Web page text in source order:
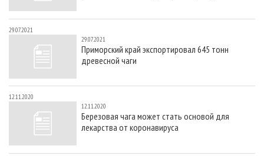
29.07.2021
29.07.2021
Приморский край экспортировал 645 тонн
древесной чаги
12.11.2020
12.11.2020
Березовая чага может стать основой для
лекарства от коронавируса